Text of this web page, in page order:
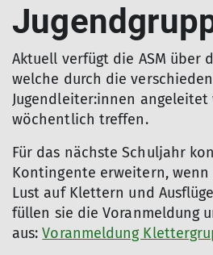
Aktuell verfügt die ASM über
welche durch die
Jugendleiter:innen angeleitet
wöchentlich treffen.
Für das nächste Schuljahr
Kontingente erweitern,
Lust auf Klettern und
füllen sie die Voranmeldung
aus:Voranmeldung